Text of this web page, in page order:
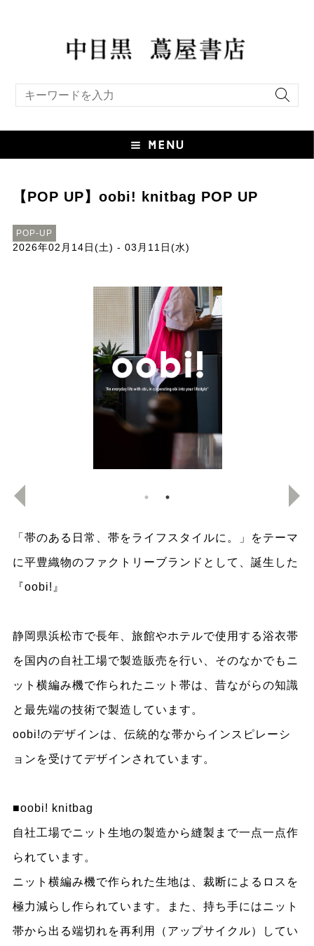
【POP UP】oobi! knitbag POP UP
POP-UP
2026年02月14日(土) - 03月11日(水)
「帯のある日常、帯をライフスタイルに。」をテーマ
に平豊織物のファクトリーブランドとして、誕生した
『oobi!』
静岡県浜松市で長年、旅館やホテルで使用する浴衣帯
を国内の自社工場で製造販売を行い、そのなかでもニ
ット横編み機で作られたニット帯は、昔ながらの知識
と最先端の技術で製造しています。
oobi!のデザインは、伝統的な帯からインスピレーシ
ョンを受けてデザインされています。
■oobi! knitbag
自社工場でニット生地の製造から縫製まで一点一点作
られています。
ニット横編み機で作られた生地は、裁断によるロスを
極力減らし作られています。また、持ち手にはニット
帯から出る端切れを再利用（アップサイクル）してい